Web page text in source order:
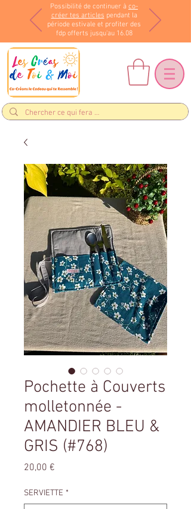
Possibilité de continuer à co-
créer tes articles pendant la
période estivale et profiter des
fdp offerts jusqu'au 16.08
Pochette à Couverts
molletonnée -
AMANDIER BLEU &
GRIS (#768)
20,00 €
SERVIETTE *